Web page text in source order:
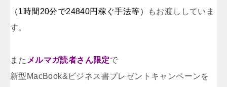
（1時間20分で24840円稼ぐ手法等）
もお渡ししていま
す。
また メルマガ読者さん限定で
新型MacBook&ビジネス書プレゼントキャンペーンを